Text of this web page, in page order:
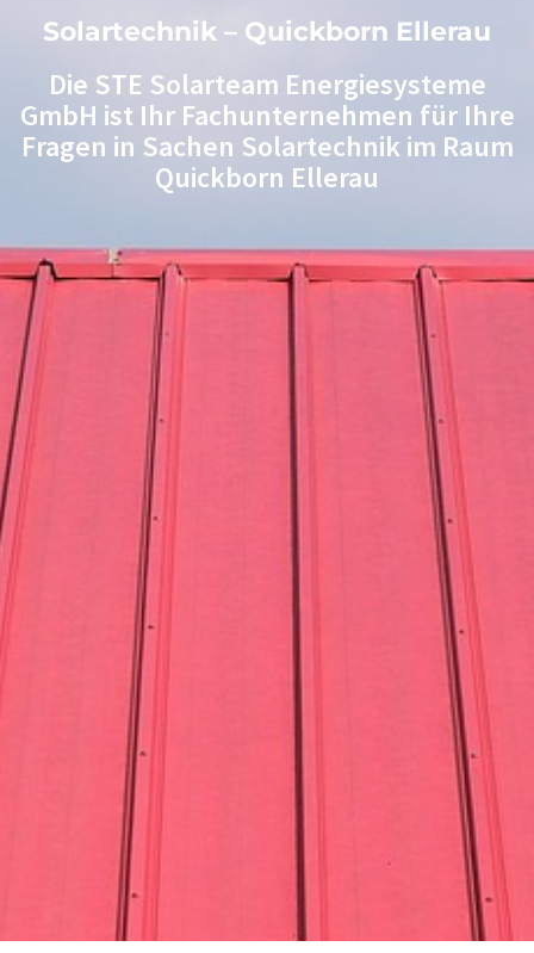
Solartechnik – Quickborn Ellerau
Die STE Solarteam Energiesysteme
GmbH ist Ihr Fachunternehmen für Ihre
Fragen in Sachen Solartechnik im Raum
Quickborn Ellerau